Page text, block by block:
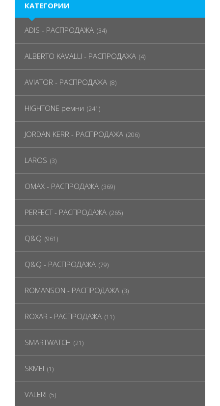
КАТЕГОРИИ
ADIS - РАСПРОДАЖА (34)
ALBERTO KAVALLI - РАСПРОДАЖА (4)
AVIATOR - РАСПРОДАЖА (8)
HIGHTONE ремни (241)
JORDAN KERR - РАСПРОДАЖА (206)
LAROS (3)
OMAX - РАСПРОДАЖА (369)
PERFECT - РАСПРОДАЖА (265)
Q&Q (961)
Q&Q - РАСПРОДАЖА (79)
ROMANSON - РАСПРОДАЖА (3)
ROXAR - РАСПРОДАЖА (11)
SMARTWATCH (21)
SKMEI (1)
VALERI (5)